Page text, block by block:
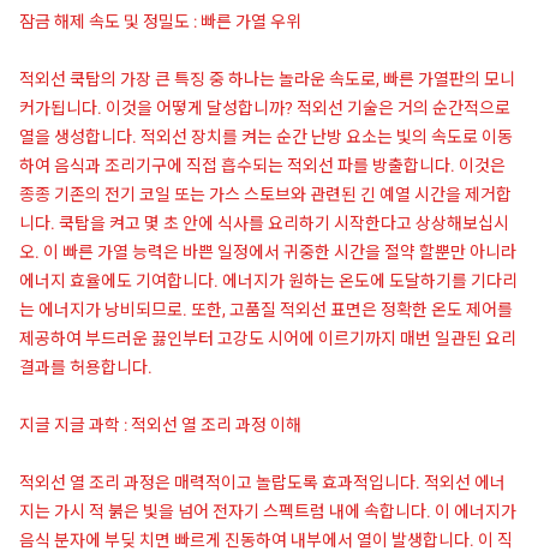
잠금 해제 속도 및 정밀도 : 빠른 가열 우위
적외선 쿡탑의 가장 큰 특징 중 하나는 놀라운 속도로, 빠른 가열판의 모니
커가됩니다. 이것을 어떻게 달성합니까? 적외선 기술은 거의 순간적으로
열을 생성합니다. 적외선 장치를 켜는 순간 난방 요소는 빛의 속도로 이동
하여 음식과 조리기구에 직접 흡수되는 적외선 파를 방출합니다. 이것은
종종 기존의 전기 코일 또는 가스 스토브와 관련된 긴 예열 시간을 제거합
니다. 쿡탑을 켜고 몇 초 안에 식사를 요리하기 시작한다고 상상해보십시
오. 이 빠른 가열 능력은 바쁜 일정에서 귀중한 시간을 절약 할뿐만 아니라
에너지 효율에도 기여합니다. 에너지가 원하는 온도에 도달하기를 기다리
는 에너지가 낭비되므로. 또한, 고품질 적외선 표면은 정확한 온도 제어를
제공하여 부드러운 끓인부터 고강도 시어에 이르기까지 매번 일관된 요리
결과를 허용합니다.
지글 지글 과학 : 적외선 열 조리 과정 이해
적외선 열 조리 과정은 매력적이고 놀랍도록 효과적입니다. 적외선 에너
지는 가시 적 붉은 빛을 넘어 전자기 스펙트럼 내에 속합니다. 이 에너지가
음식 분자에 부딪 치면 빠르게 진동하여 내부에서 열이 발생합니다. 이 직